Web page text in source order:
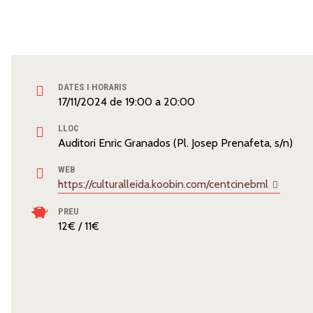
DATES I HORARIS
17/11/2024 de 19:00 a 20:00
LLOC
Auditori Enric Granados (Pl. Josep Prenafeta, s/n)
WEB
https://culturalleida.koobin.com/centcinebml
PREU
12€ / 11€